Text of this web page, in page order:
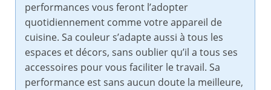
performances vous feront l’adopter
quotidiennement comme votre appareil de
cuisine. Sa couleur s’adapte aussi à tous les
espaces et décors, sans oublier qu’il a tous ses
accessoires pour vous faciliter le travail. Sa
performance est sans aucun doute la meilleure,